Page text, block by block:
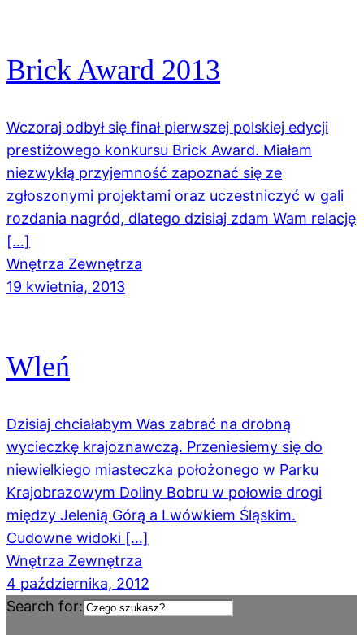
Brick Award 2013
Wczoraj odbył się finał pierwszej polskiej edycji
prestiżowego konkursu Brick Award. Miałam
niezwykłą przyjemność zapoznać się ze
zgłoszonymi projektami oraz uczestniczyć w gali
rozdania nagród, dlatego dzisiaj zdam Wam relację
[…]
Wnętrza Zewnętrza
19 kwietnia, 2013
Wleń
Dzisiaj chciałabym Was zabrać na drobną
wycieczkę krajoznawczą. Przeniesiemy się do
niewielkiego miasteczka położonego w Parku
Krajobrazowym Doliny Bobru w połowie drogi
między Jelenią Górą a Lwówkiem Śląskim.
Cudowne widoki […]
Wnętrza Zewnętrza
4 października, 2012
Search for: